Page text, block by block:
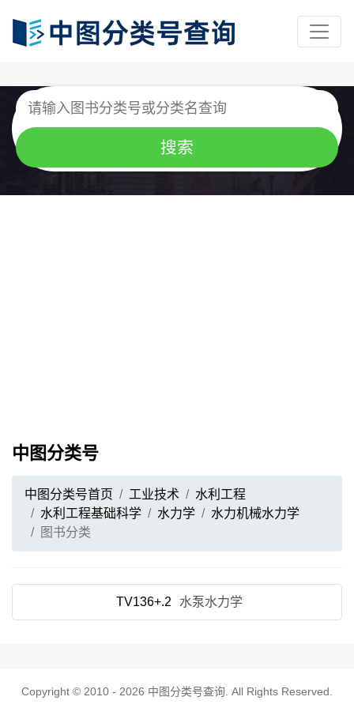
中图分类号
中图分类号首页 工业技术
水利工程
水利工程基础科学
水力学
水力机械水力学
图书分类
TV136+.2 水泵水力学
Copyright © 2010 - 2026 中图分类号查询 . All Rights Reserved.